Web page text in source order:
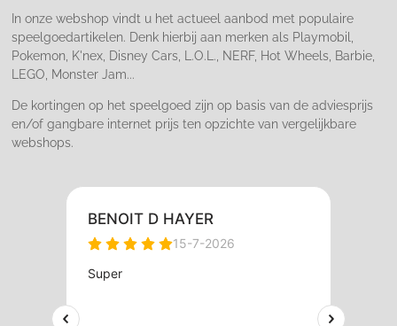
In onze webshop vindt u het actueel aanbod met populaire
speelgoedartikelen. Denk hierbij aan merken als Playmobil,
Pokemon, K'nex, Disney Cars, L.O.L., NERF, Hot Wheels, Barbie,
LEGO, Monster Jam...
De kortingen op het speelgoed zijn op basis van de adviesprijs
en/of gangbare internet prijs ten opzichte van vergelijkbare
webshops.